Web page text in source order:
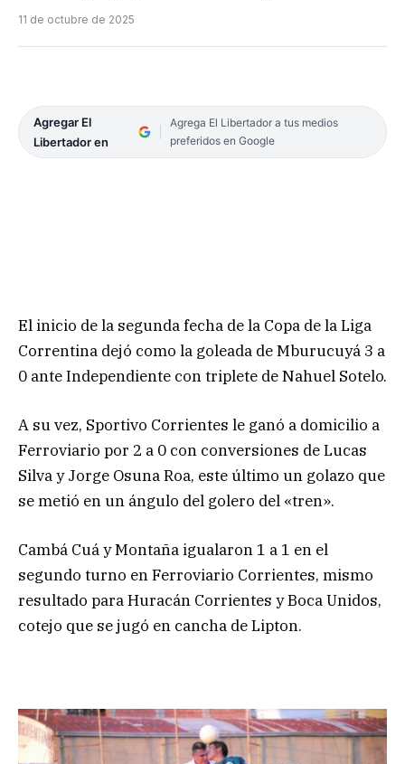
11 de octubre de 2025
Agregar El
Libertador en
Agrega El Libertador a tus medios
preferidos en Google
El inicio de la segunda fecha de la Copa de la Liga
Correntina dejó como la goleada de Mburucuyá 3 a
0 ante Independiente con triplete de Nahuel Sotelo.
A su vez, Sportivo Corrientes le ganó a domicilio a
Ferroviario por 2 a 0 con conversiones de Lucas
Silva y Jorge Osuna Roa, este último un golazo que
se metió en un ángulo del golero del «tren».
Cambá Cuá y Montaña igualaron 1 a 1 en el
segundo turno en Ferroviario Corrientes, mismo
resultado para Huracán Corrientes y Boca Unidos,
cotejo que se jugó en cancha de Lipton.